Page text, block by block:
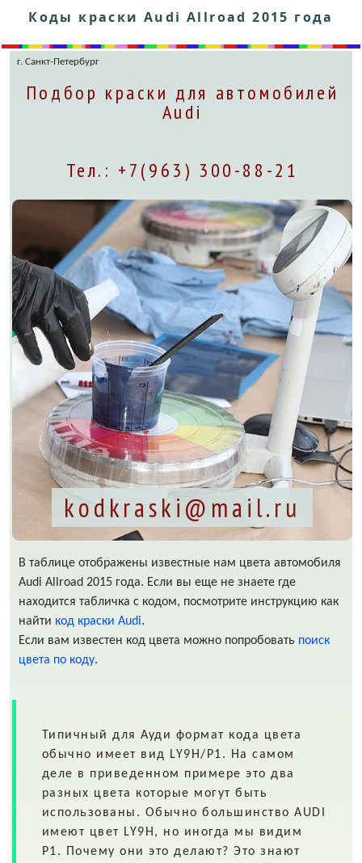
Коды краски Audi Allroad 2015 года
г. Санкт-Петербург
Подбор краски для автомобилей
Audi
Тел.: +7(963) 300-88-21
kodkraski@mail.ru
В таблице отображены известные нам цвета автомобиля
Audi Allroad 2015 года. Если вы еще не знаете где
находится табличка с кодом, посмотрите инструкцию как
найти код краски Audi.
Если вам известен код цвета можно попробовать поиск
цвета по коду.
Типичный дляАуди формат кода цвета
обычно имеет вид LY9H/P1.
На самом
деле в приведенном примере это два
разных цвета которые могут быть
использованы. Обычно большинство AUDI
имеют цвет LY9H, но иногда мы видим
P1. Почему они это делают? Это знают